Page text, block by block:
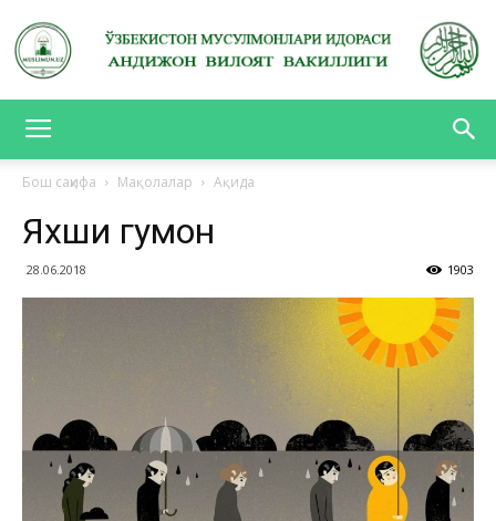
ВАКИЛЛИГИ
Бош саҳифа Мақолалар Ақида
Яхши гумон
28.06.2018 1903